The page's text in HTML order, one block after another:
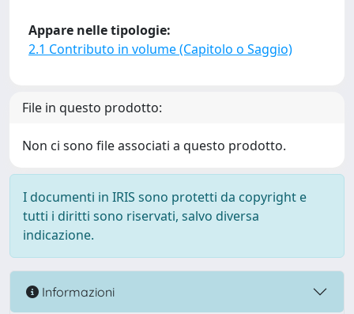
Appare nelle tipologie:
2.1 Contributo in volume (Capitolo o Saggio)
File in questo prodotto:
Non ci sono file associati a questo prodotto.
I documenti in IRIS sono protetti da copyright e
tutti i diritti sono riservati, salvo diversa
indicazione.
Informazioni